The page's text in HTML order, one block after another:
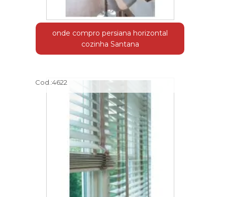
onde compro persiana horizontal
cozinha Santana
Cod.:4622